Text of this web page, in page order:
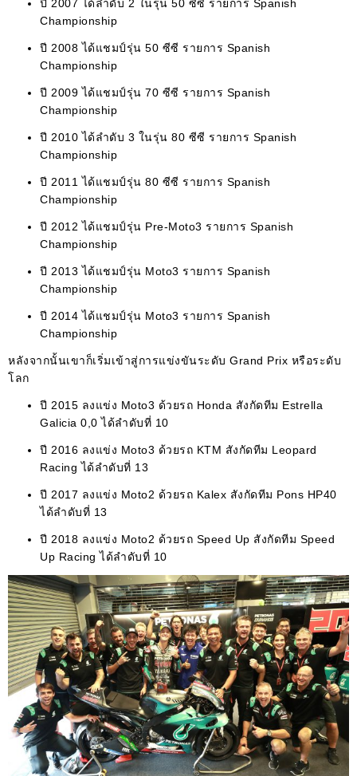
ปี 2007 ได้ลำดับ 2 ในรุ่น 50 ซีซี รายการ Spanish
Championship
ปี 2008 ได้แชมป์รุ่น 50 ซีซี รายการ Spanish
Championship
ปี 2009 ได้แชมป์รุ่น 70 ซีซี รายการ Spanish
Championship
ปี 2010 ได้ลำดับ 3 ในรุ่น 80 ซีซี รายการ Spanish
Championship
ปี 2011 ได้แชมป์รุ่น 80 ซีซี รายการ Spanish
Championship
ปี 2012 ได้แชมป์รุ่น Pre-Moto3 รายการ Spanish
Championship
ปี 2013 ได้แชมป์รุ่น Moto3 รายการ Spanish
Championship
ปี 2014 ได้แชมป์รุ่น Moto3 รายการ Spanish
Championship
หลังจากนั้นเขาก็เริ่มเข้าสู่การแข่งขันระดับ Grand Prix หรือระดับ
โลก
ปี 2015 ลงแข่ง Moto3 ด้วยรถ Honda สังกัดทีม Estrella
Galicia 0,0 ได้ลำดับที่ 10
ปี 2016 ลงแข่ง Moto3 ด้วยรถ KTM สังกัดทีม Leopard
Racing ได้ลำดับที่ 13
ปี 2017 ลงแข่ง Moto2 ด้วยรถ Kalex สังกัดทีม Pons HP40
ได้ลำดับที่ 13
ปี 2018 ลงแข่ง Moto2 ด้วยรถ Speed Up สังกัดทีม Speed
Up Racing ได้ลำดับที่ 10